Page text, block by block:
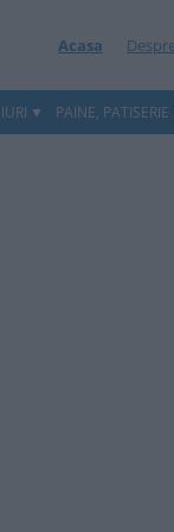
Acasa
PAINE, PATISERIE